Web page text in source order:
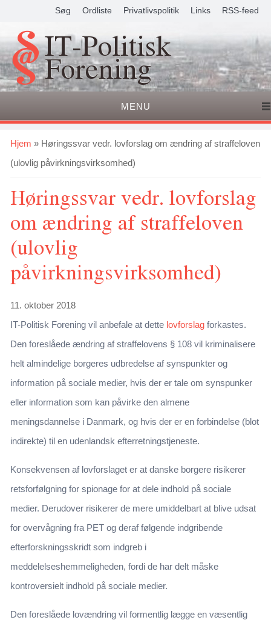
Søg Ordliste Privatlivspolitik Links RSS-feed
IT-Politisk
Forening
MENU
Du er her
Hjem » Høringssvar vedr. lovforslag om ændring af straffeloven
(ulovlig påvirkningsvirksomhed)
Høringssvar vedr. lovforslag
om ændring af straffeloven
(ulovlig
påvirkningsvirksomhed)
11. oktober 2018
IT-Politisk Forening vil anbefale at dette lovforslag forkastes.
Den foreslåede ændring af straffelovens § 108 vil kriminalisere
helt almindelige borgeres udbredelse af synspunkter og
information på sociale medier, hvis der er tale om synspunker
eller information som kan påvirke den almene
meningsdannelse i Danmark, og hvis der er en forbindelse (blot
indirekte) til en udenlandsk efterretningstjeneste.
Konsekvensen af lovforslaget er at danske borgere risikerer
retsforfølgning for spionage for at dele indhold på sociale
medier. Derudover risikerer de mere umiddelbart at blive udsat
for overvågning fra PET og deraf følgende indgribende
efterforskningsskridt som indgreb i
meddelelseshemmeligheden, fordi de har delt måske
kontroversielt indhold på sociale medier.
Den foreslåede lovændring vil formentlig lægge en væsentlig